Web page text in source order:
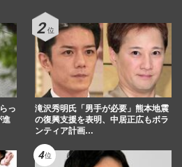
っ
進
滝沢秀明氏「男手が必要」熊本地震
の復興支援を表明、中居正広もボラ
ンティア計画…